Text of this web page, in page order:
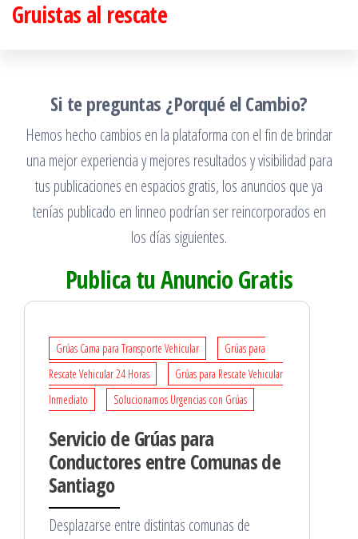
SaltarGruistas al rescate
Si te preguntas ¿Porqué el Cambio?
Hemos hecho cambios en la plataforma con el fin de brindar
una mejor experiencia y mejores resultados y visibilidad para
tus publicaciones en espacios gratis, los anuncios que ya
tenías publicado en linneo podrían ser reincorporados en
los días siguientes.
Publica tu Anuncio Gratis
Grúas Cama para Transporte Vehicular
Grúas para
Rescate Vehicular 24 Horas
Grúas para Rescate Vehicular
Inmediato
Solucionamos Urgencias con Grúas
Servicio de Grúas para
Conductores entre Comunas de
Santiago
Desplazarse entre distintas comunas de